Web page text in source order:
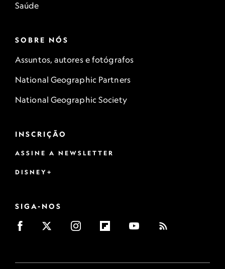
Saúde
SOBRE NÓS
Assuntos, autores e fotógrafos
National Geographic Partners
National Geographic Society
INSCRIÇÃO
ASSINE A NEWSLETTER
DISNEY+
SIGA-NOS